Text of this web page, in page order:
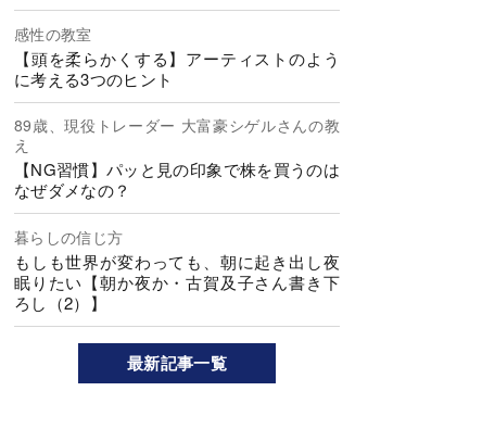
感性の教室
【頭を柔らかくする】アーティストのよう
に考える3つのヒント
89歳、現役トレーダー 大富豪シゲルさんの教
え
【NG習慣】パッと見の印象で株を買うのは
なぜダメなの？
暮らしの信じ方
もしも世界が変わっても、朝に起き出し夜
眠りたい【朝か夜か・古賀及子さん書き下
ろし（2）】
最新記事一覧